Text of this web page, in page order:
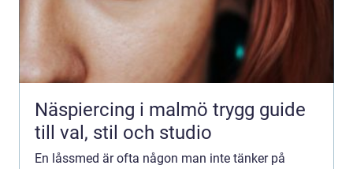
Näspiercing i malmö trygg guide
till val, stil och studio
En låssmed är ofta någon man inte tänker på